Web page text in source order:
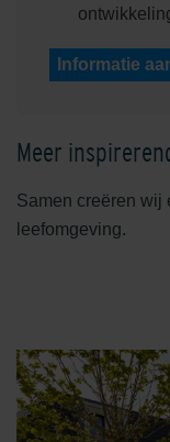
Informatie
Meer
Samen creëren wij
leefomgeving.